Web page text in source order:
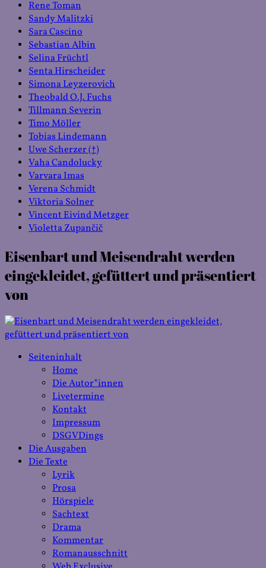
Rene Toman
Sandy Malitzki
Sara Cascino
Sebastian Albin
Selina Früchtl
Senta Hirscheider
Simona Leyzerovich
Theobald O.J. Fuchs
Tillmann Severin
Timo Möller
Tobias Lindemann
Uwe Scherzer (†)
Vaha Candolucky
Varvara Imas
Verena Schmidt
Viktoria Solner
Vincent Eivind Metzger
Violetta Zupančič
Eisenbart und Meisendraht werden
eingekleidet, gefüttert und präsentiert
von
Seiteninhalt
Home
Die Autor*innen
Livetermine
Kontakt
Impressum
DSGVDings
Die Ausgaben
Die Texte
Lyrik
Prosa
Hörspiele
Sachtext
Drama
Kommentar
Romanausschnitt